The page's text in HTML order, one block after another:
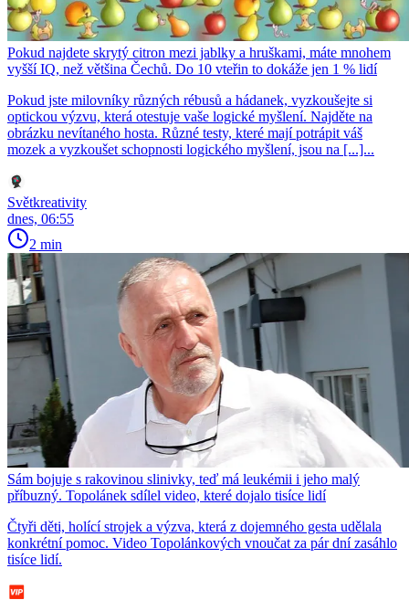
Pokud najdete skrytý citron mezi jablky a hruškami, máte mnohem
vyšší IQ, než většina Čechů. Do 10 vteřin to dokáže jen 1 % lidí
Pokud jste milovníky různých rébusů a hádanek, vyzkoušejte si
optickou výzvu, která otestuje vaše logické myšlení. Najděte na
obrázku nevítaného hosta. Různé testy, které mají potrápit váš
mozek a vyzkoušet schopnosti logického myšlení, jsou na [...]...
Světkreativity
dnes, 06:55
2 min
Sám bojuje s rakovinou slinivky, teď má leukémii i jeho malý
příbuzný. Topolánek sdílel video, které dojalo tisíce lidí
Čtyři děti, holící strojek a výzva, která z dojemného gesta udělala
konkrétní pomoc. Video Topolánkových vnoučat za pár dní zasáhlo
tisíce lidí.